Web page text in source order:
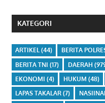
KATEGORI
ARTIKEL(44) BERITA
BERITA TNI (17) DAERAH
EKONOMI (4) HUKUM (48)
LAPAS TAKALAR(7) NASIINAL